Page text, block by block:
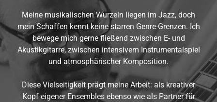
Meine musikalischen Wurzeln liegen im Jazz, doch
mein Schaffen kennt keine starren Genre-Grenzen. Ich
bewege mich gerne fließend zwischen E- und
Akustikgitarre, zwischen intensivem Instrumentalspiel
und atmosphärischer Komposition.
Diese Vielseitigkeit prägt meine Arbeit: als kreativer
Kopf eigener Ensembles ebenso wie als Partner für